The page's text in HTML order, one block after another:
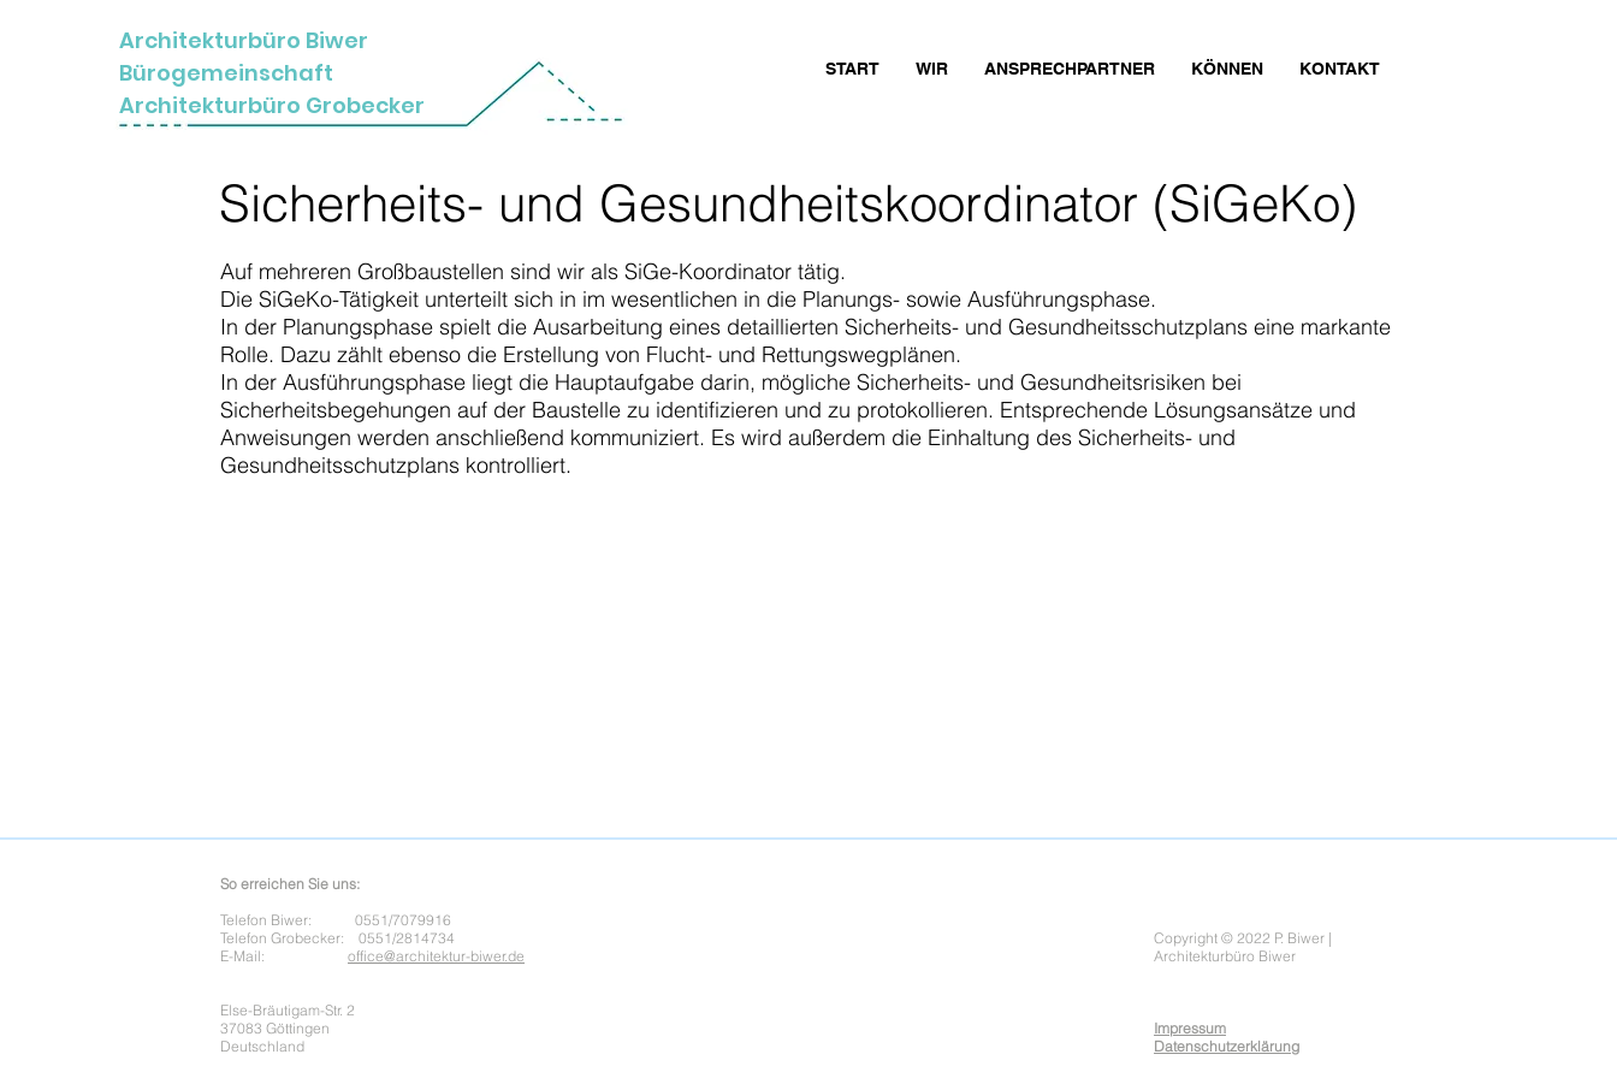
Architekturbüro Biwer
Bürogemeinschaft
Architekturbüro Grobecker
START WIR ANSPRECHPARTNER KÖNNEN KONTAKT
Sicherheits- und Gesundheitskoordinator (SiGeKo)
Auf mehreren Großbaustellen sind wir als SiGe-Koordinator tätig.
Die SiGeKo-Tätigkeit unterteilt sich in im wesentlichen in die Planungs- sowie Ausführungsphase.
In der Planungsphase spielt die Ausarbeitung eines detaillierten Sicherheits- und Gesundheitsschutzplans eine markante
Rolle. Dazu zählt ebenso die Erstellung von Flucht- und Rettungswegplänen.
In der Ausführungsphase liegt die Hauptaufgabe darin, mögliche Sicherheits- und Gesundheitsrisiken bei
Sicherheitsbegehungen auf der Baustelle zu identifizieren und zu protokollieren. Entsprechende Lösungsansätze und
Anweisungen werden anschließend kommuniziert. Es wird außerdem die Einhaltung des Sicherheits- und
Gesundheitsschutzplans kontrolliert.
So erreichen Sie uns:
Telefon Biwer: 0551/7079916
Telefon Grobecker: 0551/2814734
E-Mail: office@architektur-biwer.de
Else-Bräutigam-Str. 2
37083 Göttingen
Deutschland
Copyright © 2022 P. Biwer |
Architekturbüro Biwer
Impressum
Datenschutzerklärung